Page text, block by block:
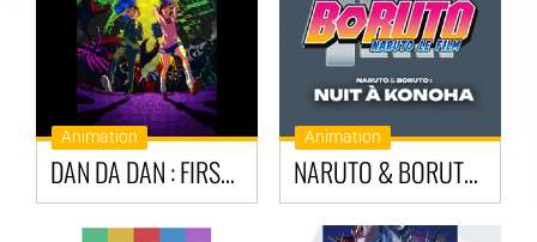
Animation
DAN DA DAN : FIRST ENCOUNTER
Animation
NARUTO & BORUTO : NUIT À KONOHA